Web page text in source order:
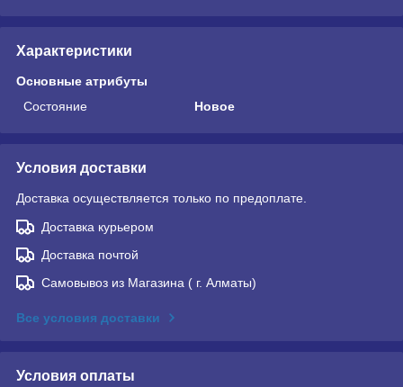
Характеристики
Основные атрибуты
Состояние
Новое
Условия доставки
Доставка осуществляется только по предоплате.
Доставка курьером
Доставка почтой
Самовывоз из Магазина ( г. Алматы)
Все условия доставки
Условия оплаты